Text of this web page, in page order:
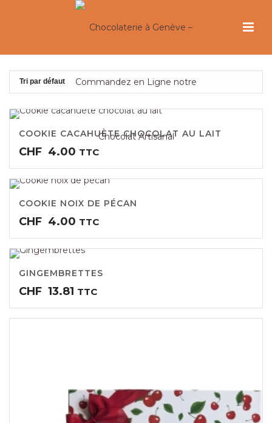
COOKIE CACAHUÈTE CHOCOLAT AU LAIT
CHF 4.00 TTC
COOKIE NOIX DE PÉCAN
CHF 4.00 TTC
GINGEMBRETTES
CHF 13.81 TTC